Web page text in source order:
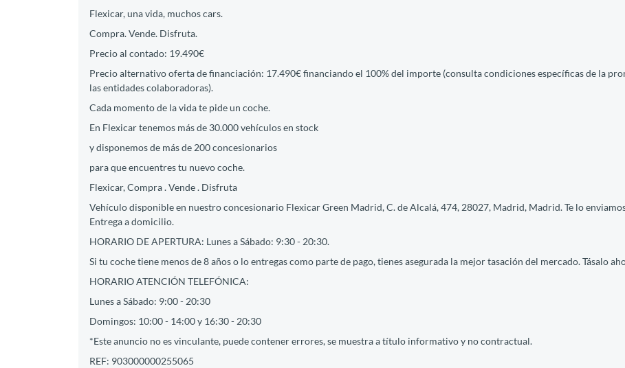
Flexicar, una vida, muchos cars.
Compra. Vende. Disfruta.
Precio al contado: 19.490€
Precio alternativo oferta de financiación: 17.490€ financiando el 100% del importe (consulta condiciones específicas de la
las entidades colaboradoras).
Cada momento de la vida te pide un coche.
En Flexicar tenemos más de 30.000 vehículos en stock
y disponemos de más de 200 concesionarios
para que encuentres tu nuevo coche.
Flexicar, Compra . Vende . Disfruta
Vehículo disponible en nuestro concesionario Flexicar Green Madrid, C. de Alcalá, 474, 28027, Madrid, Madrid. Te lo
Entrega a domicilio.
HORARIO DE APERTURA: Lunes a Sábado: 9:30 - 20:30.
Si tu coche tiene menos de 8 años o lo entregas como parte de pago, tienes asegurada la mejor tasación del mercado. Tásalo
HORARIO ATENCIÓN TELEFÓNICA:
Lunes a Sábado: 9:00 - 20:30
Domingos: 10:00 - 14:00 y 16:30 - 20:30
*Este anuncio no es vinculante, puede contener errores, se muestra a título informativo y no contractual.
REF: 903000000255065